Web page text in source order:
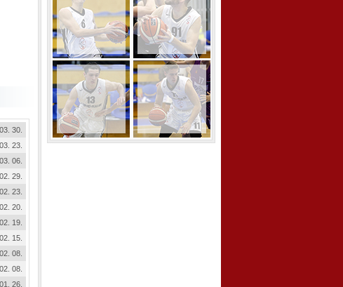
30.
23.
06.
29.
23.
20.
19.
15.
08.
08.
26.